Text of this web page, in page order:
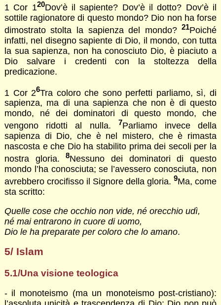
1 Cor 120Dov’è il sapiente? Dov’è il dotto? Dov’è il
sottile ragionatore di questo mondo? Dio non ha forse
dimostrato stolta la sapienza del mondo?21Poiché
infatti, nel disegno sapiente di Dio, il mondo, con tutta
la sua sapienza, non ha conosciuto Dio, è piaciuto a
Dio salvare i credenti con la stoltezza della
predicazione.
1 Cor 26Tra coloro che sono perfetti parliamo, sì, di
sapienza, ma di una sapienza che non è di questo
mondo, né dei dominatori di questo mondo, che
vengono ridotti al nulla.
7Parliamo invece della
sapienza di Dio, che è nel mistero, che è rimasta
nascosta e che Dio ha stabilito prima dei secoli per la
nostra gloria.8Nessuno dei dominatori di questo
mondo l’ha conosciuta; se l’avessero conosciuta, non
avrebbero crocifisso il Signore della gloria.9Ma, come
sta scritto:
Quelle cose che occhio non vide, né orecchio udì,
né mai entrarono in cuore di uomo,
Dio le ha preparate per coloro che lo amano.
5/ Islam
5.1/Una visione teologica
- il monoteismo (ma un monoteismo post-cristiano):